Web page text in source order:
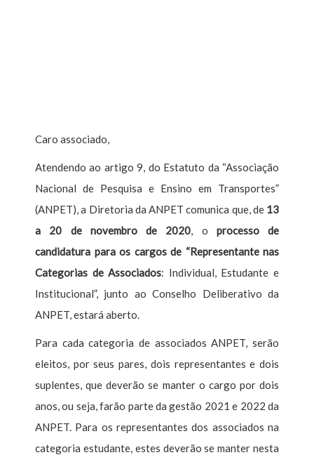
Caro associado,
Atendendo ao artigo 9, do Estatuto da “Associação
Nacional de Pesquisa e Ensino em Transportes”
(ANPET), a Diretoria da ANPET comunica que, de 13
a 20 de novembro de 2020, o processo de
candidatura para os cargos de “Representante nas
Categorias de Associados: Individual, Estudante e
Institucional”, junto ao Conselho Deliberativo da
ANPET, estará aberto.
Para cada categoria de associados ANPET, serão
eleitos, por seus pares, dois representantes e dois
suplentes, que deverão se manter o cargo por dois
anos, ou seja, farão parte da gestão 2021 e 2022 da
ANPET. Para os representantes dos associados na
categoria estudante, estes deverão se manter nesta